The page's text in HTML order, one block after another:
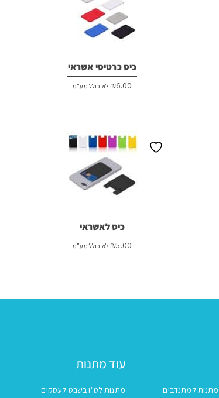
כיס כרטיסי אשראי
₪6.00 לא כולל מע"מ
כיס לאשראי
₪5.00 לא כולל מע"מ
מתנות למתנדבים
עוד מתנות
מתנות לט"ו בשבט לעסקים